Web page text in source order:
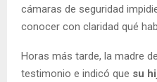
cámaras de seguridad
conocer con claridad qué
Horas más tarde, la madre
testimonio e indicó que su